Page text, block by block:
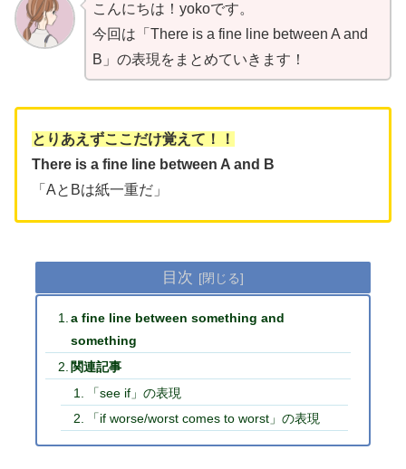
こんにちは！yokoです。
今回は「There is a fine line between A and
B」の表現をまとめていきます！
とりあえずここだけ覚えて！！
There is a fine line between A and B
「AとBは紙一重だ」
目次
a fine line between something and
something
関連記事
「see if」の表現
「if worse/worst comes to worst」の表現